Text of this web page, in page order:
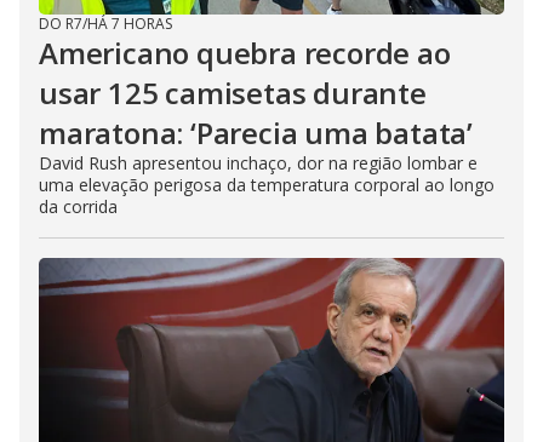
DO R7/HÁ 7 HORAS
Americano quebra recorde ao
usar 125 camisetas durante
maratona: ‘Parecia uma batata’
David Rush apresentou inchaço, dor na região lombar e
uma elevação perigosa da temperatura corporal ao longo
da corrida